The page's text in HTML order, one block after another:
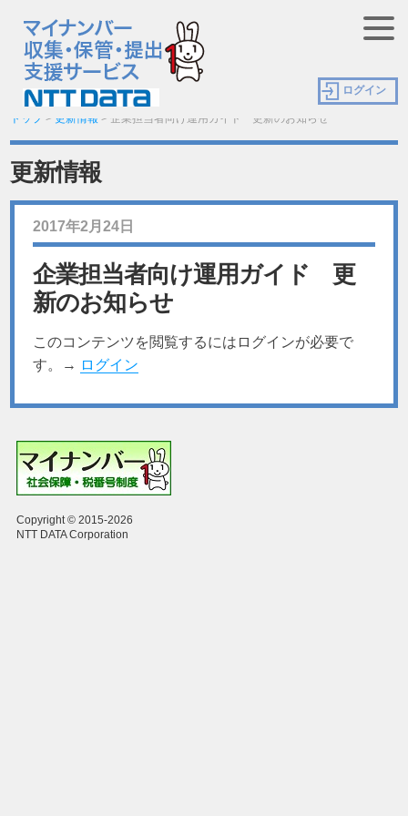
ログイン
トップ > 更新情報 > 企業担当者向け運用ガイド 更新のお知らせ
更新情報
2017年2月24日
企業担当者向け運用ガイド 更
新のお知らせ
このコンテンツを閲覧するにはログインが必要で
す。→ ログイン
Copyright © 2015-2026
NTT DATA Corporation